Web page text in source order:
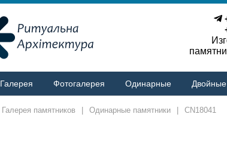
Галерея Фотогалерея Одинарные Двойные
Галерея памятников Одинарные памятники CN18041